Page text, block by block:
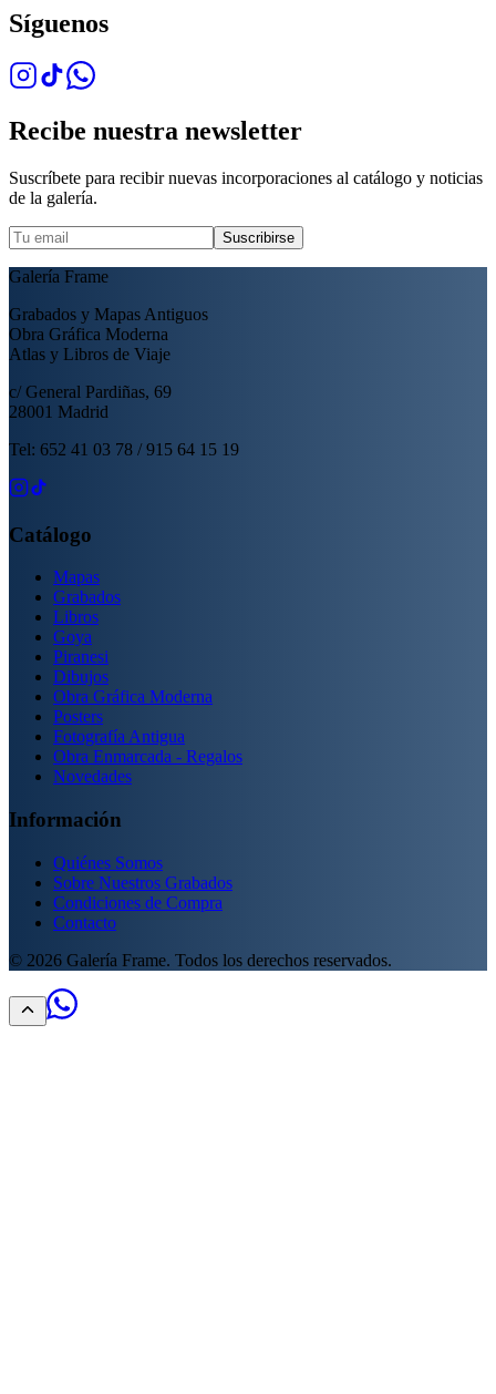
Síguenos
Recibe nuestra newsletter
Suscríbete para recibir nuevas incorporaciones al catálogo y noticias
de la galería.
Suscribirse
Galería Frame
Grabados y Mapas Antiguos
Obra Gráfica Moderna
Atlas y Libros de Viaje
c/ General Pardiñas, 69
28001 Madrid
Tel: 652 41 03 78 / 915 64 15 19
Catálogo
Mapas
Grabados
Libros
Goya
Piranesi
Dibujos
Obra Gráfica Moderna
Posters
Fotografía Antigua
Obra Enmarcada - Regalos
Novedades
Información
Quiénes Somos
Sobre Nuestros Grabados
Condiciones de Compra
Contacto
© 2026 Galería Frame. Todos los derechos reservados.